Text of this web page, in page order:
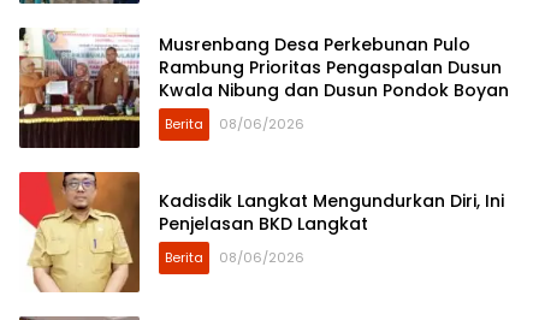
Musrenbang Desa Perkebunan Pulo
Rambung Prioritas Pengaspalan Dusun
Kwala Nibung dan Dusun Pondok Boyan
Berita 08/06/2026
Kadisdik Langkat Mengundurkan Diri, Ini
Penjelasan BKD Langkat
Berita 08/06/2026